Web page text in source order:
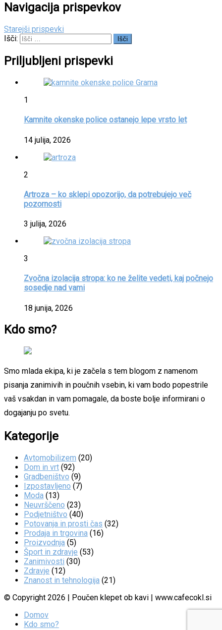
Navigacija prispevkov
Starejši prispevki
Išči:
Priljubljeni prispevki
1
Kamnite okenske police ostanejo lepe vrsto let
14 julija, 2026
2
Artroza – ko sklepi opozorijo, da potrebujejo več
pozornosti
3 julija, 2026
3
Zvočna izolacija stropa: ko ne želite vedeti, kaj počnejo
sosedje nad vami
18 junija, 2026
Kdo smo?
Smo mlada ekipa, ki je začela s tem blogom z namenom
pisanja zanimivih in poučnih vsebin, ki vam bodo popestrile
vaš vsakdan in vam pomagale, da boste bolje informirani o
dogajanju po svetu.
Kategorije
Avtomobilizem (20)
Dom in vrt (92)
Gradbeništvo (9)
Izpostavljeno (7)
Moda (13)
Neuvrščeno (23)
Podjetništvo (40)
Potovanja in prosti čas (32)
Prodaja in trgovina (16)
Proizvodnja (5)
Šport in zdravje (53)
Zanimivosti (30)
Zdravje (12)
Znanost in tehnologija (21)
© Copyright 2026 | Poučen klepet ob kavi | www.cafecokl.si
Domov
Kdo smo?